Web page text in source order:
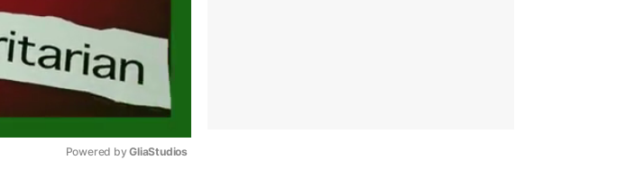
Powered by GliaStudios